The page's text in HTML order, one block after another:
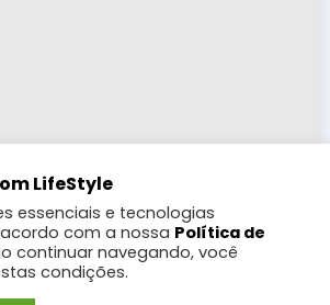
Eventos e Feiras
LifeStyle
essenciais e tecnologias
com a nossa Política de
continuar navegando, você
condições.